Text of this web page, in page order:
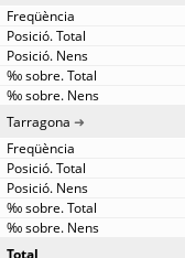
Tarragona
Total